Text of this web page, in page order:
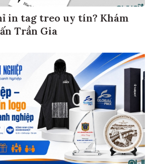
in tag treo uy tín? Khám
Trần Gia